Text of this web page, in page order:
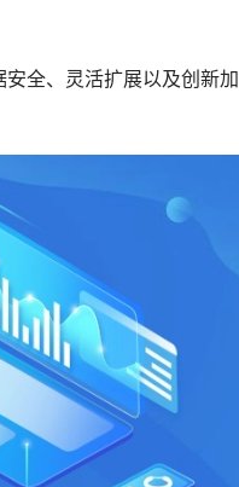
全、灵活扩展以及创新加